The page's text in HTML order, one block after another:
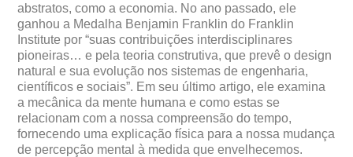
abstratos, como a economia. No ano passado, ele
ganhou a Medalha Benjamin Franklin do Franklin
Institute por “suas contribuições interdisciplinares
pioneiras… e pela teoria construtiva, que prevê o design
natural e sua evolução nos sistemas de engenharia,
científicos e sociais”. Em seu último artigo, ele examina
a mecânica da mente humana e como estas se
relacionam com a nossa compreensão do tempo,
fornecendo uma explicação física para a nossa mudança
de percepção mental à medida que envelhecemos.